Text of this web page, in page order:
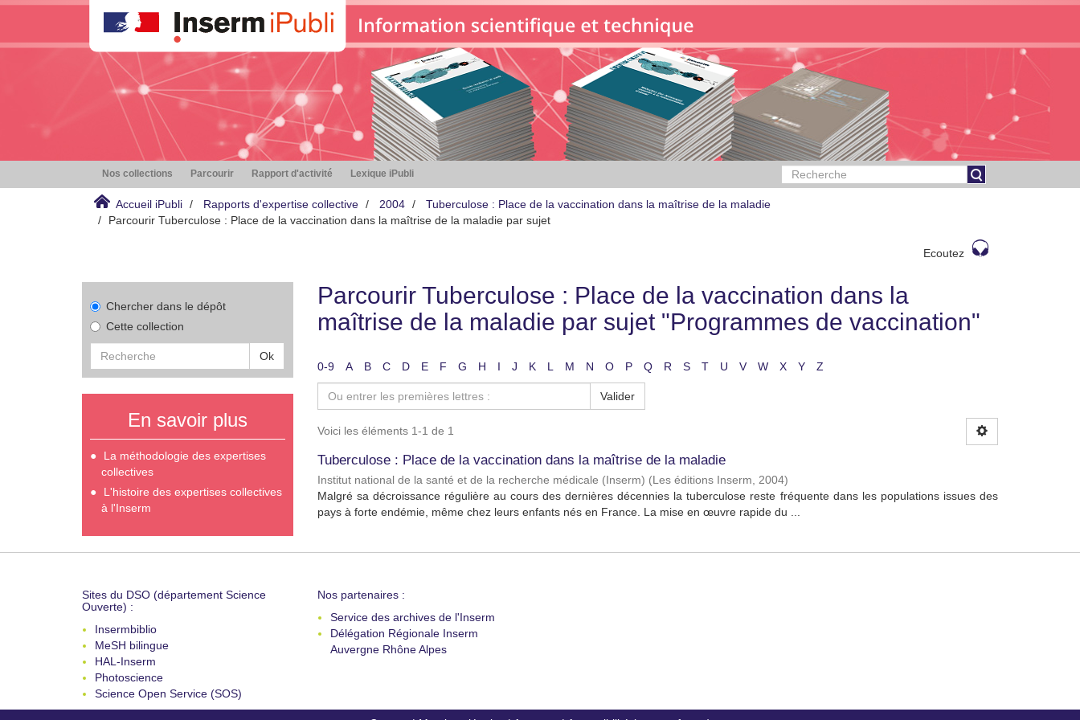
Nos collections Parcourir Rapport d'activité Lexique iPubli
Accueil iPubli Rapports d'expertise collective 2004
Tuberculose : Place de la vaccination dans la maîtrise de la maladie
Parcourir Tuberculose : Place de la vaccination dans la maîtrise de la maladie par sujet
Ecoutez
Chercher dans le dépôt
Cette collection
Ok
En savoir plus
La méthodologie des expertises
collectives
L'histoire des expertises collectives
à l'Inserm
Parcourir Tuberculose : Place de la vaccination dans la
maîtrise de la maladie par sujet "Programmes de vaccination"
0-9 A B C D E F G H I J K L M N O P Q R S T U V W X Y Z
Valider
Voici les éléments 1-1 de 1
Tuberculose : Place de la vaccination dans la maîtrise de la maladie
Institut national de la santé et de la recherche médicale (Inserm) (Les éditions Inserm, 2004)
Malgré sa décroissance régulière au cours des dernières décennies la tuberculose reste fréquente dans les populations issues des
pays à forte endémie, même chez leurs enfants nés en France. La mise en œuvre rapide du ...
Sites du DSO (département Science
Ouverte) :
Insermbiblio
MeSH bilingue
HAL-Inserm
Photoscience
Science Open Service (SOS)
Nos partenaires :
Service des archives de l'Inserm
Délégation Régionale Inserm
Auvergne Rhône Alpes